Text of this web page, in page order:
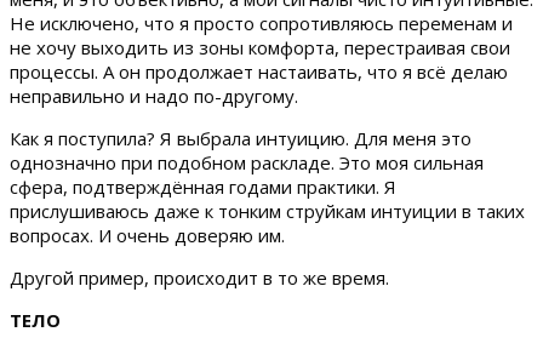
Не исключено, что я просто сопротивляюсь переменам и
не хочу выходить из зоны комфорта, перестраивая свои
процессы. А он продолжает настаивать, что я всё делаю
неправильно и надо по-другому.
Как я поступила? Я выбрала интуицию. Для меня это
однозначно при подобном раскладе. Это моя сильная
сфера, подтверждённая годами практики. Я
прислушиваюсь даже к тонким струйкам интуиции в таких
вопросах. И очень доверяю им.
Другой пример, происходит в то же время.
ТЕЛО